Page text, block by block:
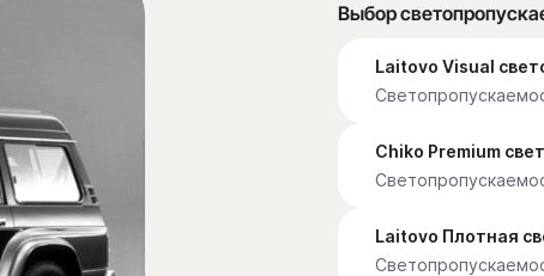
Выбор
Laitovo Visual
Chiko Premium
Laitovo Плотная